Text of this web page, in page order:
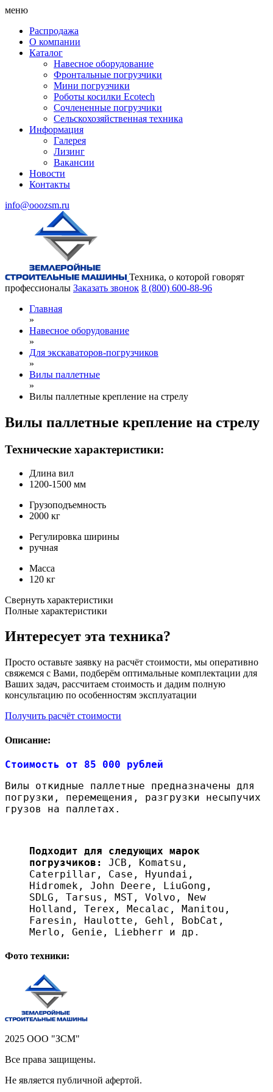
меню
Распродажа
О компании
Каталог
Навесное оборудование
Фронтальные погрузчики
Мини погрузчики
Роботы косилки Ecotech
Сочлененные погрузчики
Сельскохозяйственная техника
Информация
Галерея
Лизинг
Вакансии
Новости
Контакты
info@ooozsm.ru
Техника, о которой говорят
профессионалы Заказать звонок 8 (800) 600-88-96
Главная
»
Навесное оборудование
»
Для экскаваторов-погрузчиков
»
Вилы паллетные
»
Вилы паллетные крепление на стрелу
Вилы паллетные крепление на стрелу
Технические характеристики:
Длина вил
1200-1500 мм
Грузоподъемность
2000 кг
Регулировка ширины
ручная
Масса
120 кг
Свернуть характеристики
Полные характеристики
Интересует эта техника?
Просто оставьте заявку на расчёт стоимости, мы оперативно
свяжемся с Вами, подберём оптимальные комплектации для
Ваших задач, рассчитаем стоимость и дадим полную
консультацию по особенностям эксплуатации
Получить расчёт стоимости
Описание:
Стоимость от 85 000 рублей
Вилы откидные паллетные предназначены для
погрузки, перемещения, разгрузки несыпучих
грузов на паллетах.
Подходит для следующих марок
погрузчиков:
JCB, Komatsu,
Caterpillar, Case, Hyundai,
Hidromek, John Deere, LiuGong,
SDLG, Tarsus, MST, Volvo, New
Holland, Terex, Mecalac, Manitou,
Faresin, Haulotte, Gehl, BobCat,
Merlo, Genie, Liebherr и др.
Фото техники:
2025 ООО "ЗСМ"
Все права защищены.
Не является публичной афертой.